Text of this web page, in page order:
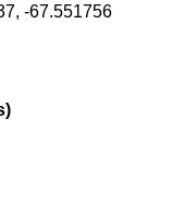
-67.551756